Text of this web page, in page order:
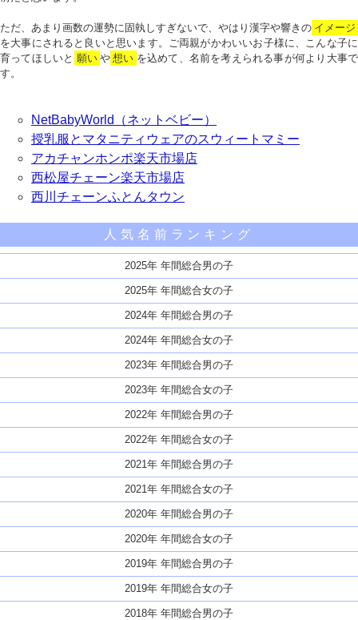
ただ、あまり画数の運勢に固執しすぎないで、やはり漢字や響きの イメージ
を大事にされると良いと思います。ご両親がかわいいお子様に、こんな子に
育ってほしいと 願い や 想い を込めて、名前を考えられる事が何より大事で
す。
NetBabyWorld（ネットベビー）
授乳服とマタニティウェアのスウィートマミー
アカチャンホンポ楽天市場店
西松屋チェーン楽天市場店
西川チェーンふとんタウン
人気名前ランキング
2025年 年間総合男の子
2025年 年間総合女の子
2024年 年間総合男の子
2024年 年間総合女の子
2023年 年間総合男の子
2023年 年間総合女の子
2022年 年間総合男の子
2022年 年間総合女の子
2021年 年間総合男の子
2021年 年間総合女の子
2020年 年間総合男の子
2020年 年間総合女の子
2019年 年間総合男の子
2019年 年間総合女の子
2018年 年間総合男の子